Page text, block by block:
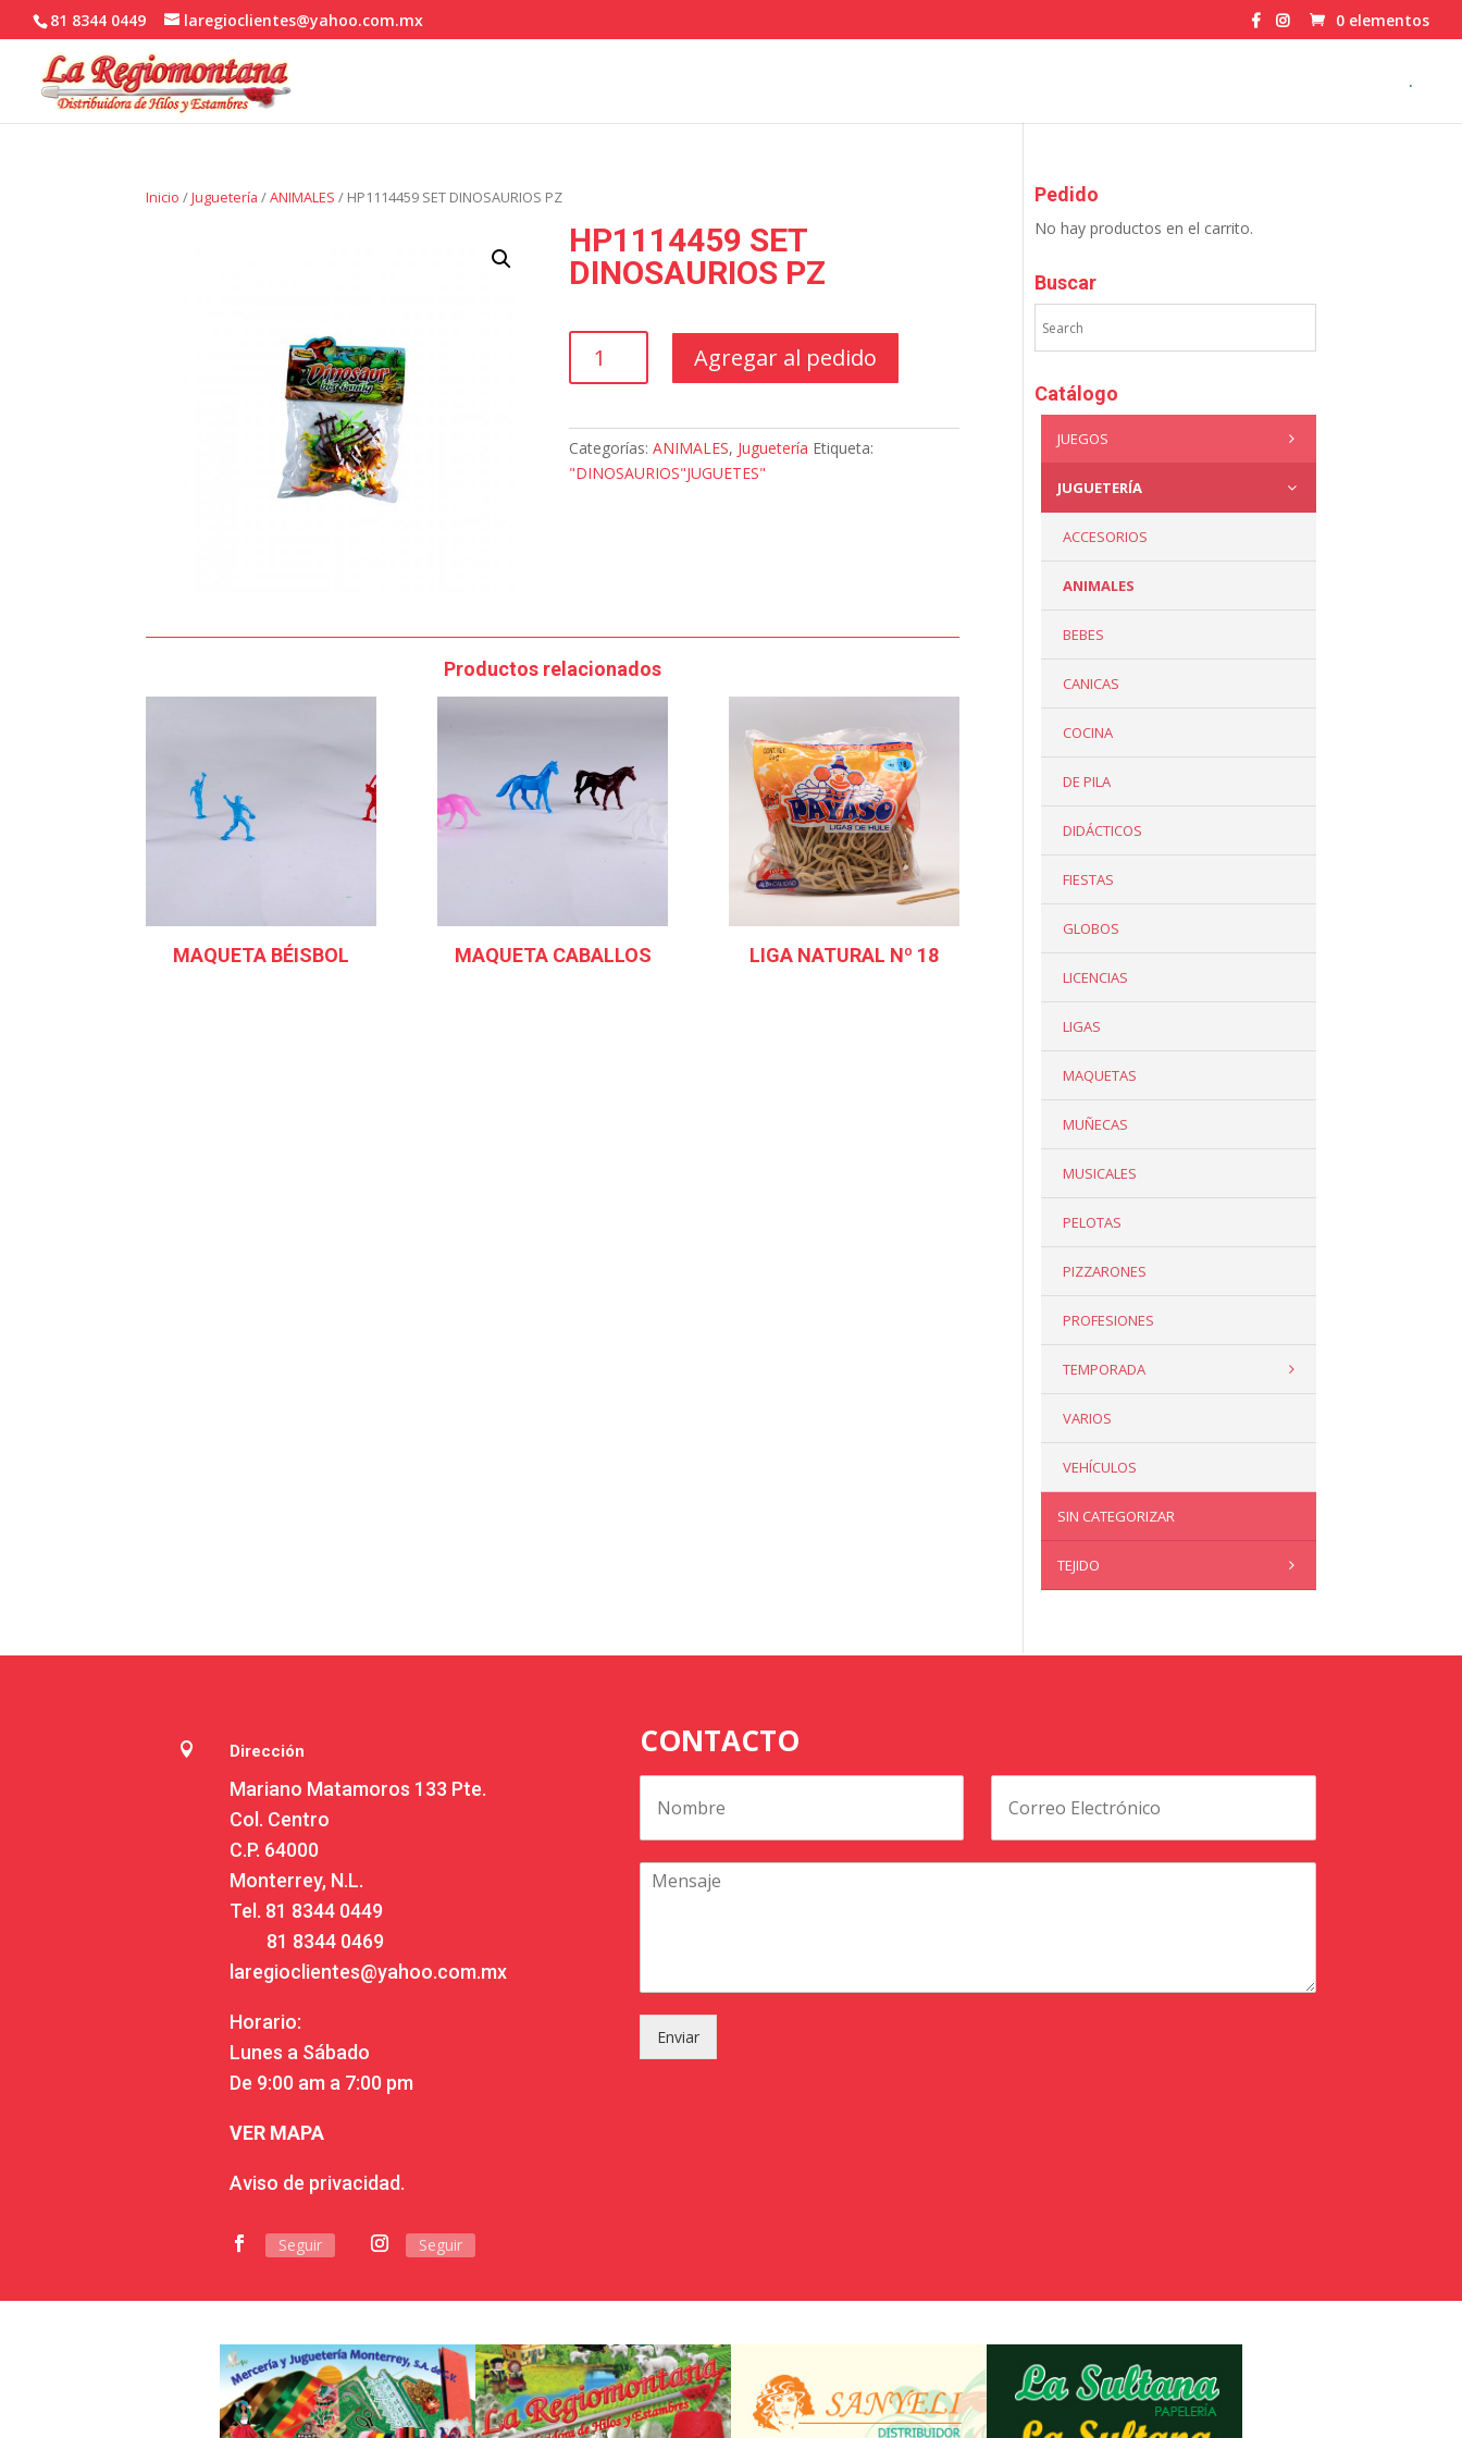
81 8344 0449 laregioclientes@yahoo.com.mx 0 elementos
.
Inicio /Juguetería /ANIMALES / HP1114459 SET DINOSAURIOS PZ
HP1114459 SET
DINOSAURIOS PZ
cantidad
Agregar al pedido
Categorías: ANIMALES, Juguetería Etiqueta:
"DINOSAURIOS"JUGUETES"
Productos relacionados
MAQUETA BÉISBOL MAQUETA CABALLOS LIGA NATURAL Nº 18
Pedido
No hay productos en el carrito.
Buscar
Catálogo
JUEGOS
JUGUETERÍA
ACCESORIOS
ANIMALES
BEBES
CANICAS
COCINA
DE PILA
DIDÁCTICOS
FIESTAS
GLOBOS
LICENCIAS
LIGAS
MAQUETAS
MUÑECAS
MUSICALES
PELOTAS
PIZZARONES
PROFESIONES
TEMPORADA
VARIOS
VEHÍCULOS
SIN CATEGORIZAR
TEJIDO
 Dirección
Mariano Matamoros 133 Pte.
Col. Centro
C.P. 64000
Monterrey, N.L.
Tel. 81 8344 0449
81 8344 0469
laregioclientes@yahoo.com.mx
Horario:
Lunes a Sábado
De 9:00 am a 7:00 pm
VER MAPA
Aviso de privacidad.
Seguir Seguir
CONTACTO
Enviar